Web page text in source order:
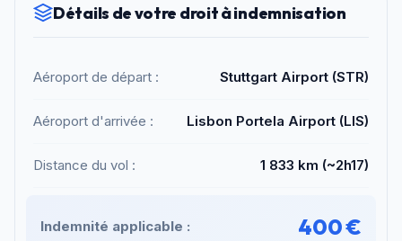
Détails de votre droit à indemnisation
Aéroport de départ : Stuttgart Airport (STR)
Aéroport d'arrivée : Lisbon Portela Airport (LIS)
Distance du vol : 1 833 km (~2h17)
Indemnité applicable : 400 €